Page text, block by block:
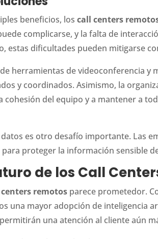
beneficios, loscall centers
complicarse, y la falta de
estas dificultades pueden mitigarse
herramientas de videoconferencia y
y coordinados. Asimismo, la
cohesión del equipo y a mantener a
es otro desafío importante. Las
proteger la información sensible
de los Call
remotos parece prometedor.
una mayor adopción de inteligencia
una atención al cliente aún